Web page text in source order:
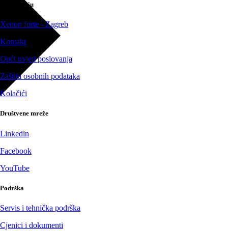
O poduzeću
Xenon forte - Zagreb
Kontakt
Opći uvjeti poslovanja
Zaštita osobnih podataka
Kolačići
Društvene mreže
Linkedin
Facebook
YouTube
Podrška
Servis i tehnička podrška
Cjenici i dokumenti